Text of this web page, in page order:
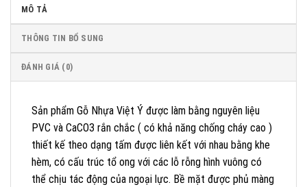
MÔ TẢ
THÔNG TIN BỔ SUNG
ĐÁNH GIÁ (0)
Sản phẩm Gỗ Nhựa Việt Ý được làm bằng nguyên liệu
PVC và CaCO3 rắn chắc ( có khả năng chống cháy cao )
thiết kế theo dạng tấm được liên kết với nhau bằng khe
hèm, có cấu trúc tổ ong với các lỗ rỗng hình vuông có
thể chịu tác động của ngoại lực. Bề mặt được phủ màng